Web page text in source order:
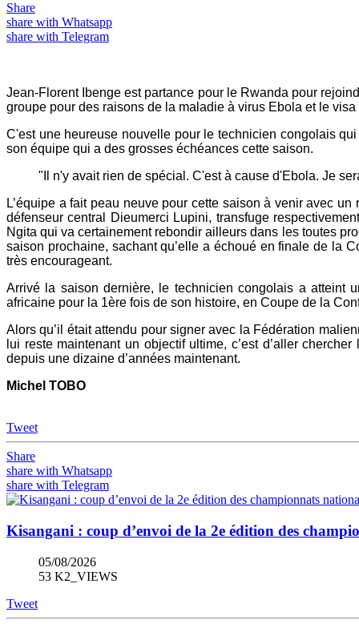
Share
share with Whatsapp
share with Telegram
Jean-Florent Ibenge est partance pour le Rwanda pour
groupe pour des raisons de la maladie à virus Ebola et le
C'est une heureuse nouvelle pour le technicien congolais
son équipe qui a des grosses échéances cette saison.
"Il n'y avait rien de spécial. C'est à cause d'Ebola. Je
L’équipe a fait peau neuve pour cette saison à venir avec
défenseur central Dieumerci Lupini, transfuge
Ngita qui va certainement rebondir ailleurs dans les toutes
saison prochaine, sachant qu’elle a échoué en finale de la
très encourageant.
Arrivé la saison dernière, le technicien congolais a atteint
africaine pour la 1ère fois de son histoire, en Coupe de la
Alors qu’il était attendu pour signer avec la Fédération
lui reste maintenant un objectif ultime, c’est d’aller
depuis une dizaine d’années maintenant.
Michel TOBO
Tweet
Share
share with Whatsapp
share with Telegram
Kisangani : coup d’envoi de la 2e édition des
05/08/2026
53 K2_VIEWS
Tweet